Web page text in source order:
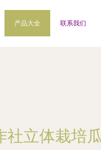
产品大全 联系我们
社立体栽培